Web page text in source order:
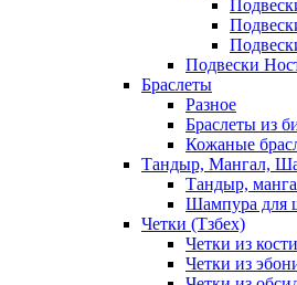
Подвески
Браслеты
Разное
Браслеты из
Кожаные
Тандыр, Мангал,
Тандыр,
Шампура для
Четки (Тзбех)
Четки из кости
Четки из